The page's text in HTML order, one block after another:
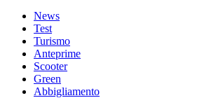
News
Test
Turismo
Anteprime
Scooter
Green
Abbigliamento